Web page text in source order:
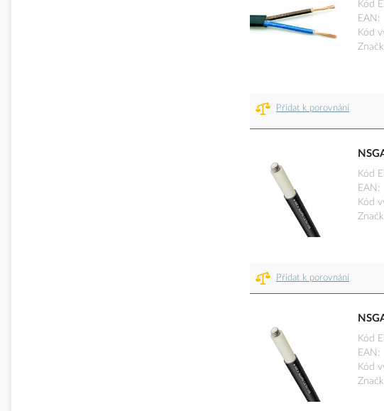
Kód
EAN
Kód
Přidat k porovnání
Kód
EAN
Kód
Přidat k porovnání
Kód
EAN
Kód